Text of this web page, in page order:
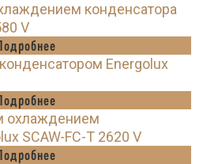
конденсатора
V
Energolux
охлаждением
SCAW-FC-T 2620 V